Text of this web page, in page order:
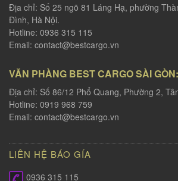
Địa chỉ: Số 25 ngõ 81 Láng Hạ, phường
Đình, Hà Nội.
Hotline: 0936 315 115
Email: contact@bestcargo.vn
VĂN PHÀNG BEST CARGO SÀI GÒN:
Địa chỉ: Số 86/12 Phổ Quang, Phường 2,
Hotline: 0919 968 759
Email: contact@bestcargo.vn
LIÊN HỆ BÁO GÍA
0936 315 115